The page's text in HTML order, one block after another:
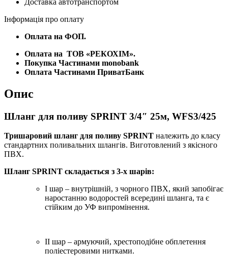
Інформація про оплату
Оплата на ФОП.
Оплата на ТОВ «РЕКОХІМ».
Покупка Частинами monobank
Оплата Частинами ПриватБанк
Опис
Шланг для поливу SPRINT 3/4″ 25м, WFS3/425
Тришаровий шланг для поливу SPRINT належить до класу
стандартних поливальних шлангів. Виготовлений з якісного
ПВХ.
Шланг SPRINT складається з 3-х шарів:
I шар – внутрішній, з чорного ПВХ, який запобігає
наростанню водоростей всередині шланга, та є
стійким до УФ випромінення.
II шар – армуючий, хрестоподібне обплетення
поліестеровими нитками.